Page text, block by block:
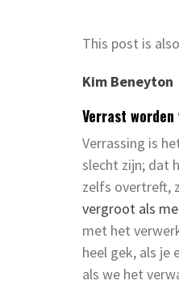
This post is
Kim Beneyton
Verrast
Verrassing is
slecht zijn; dat
zelfs overtreft,
vergroot als
met het
heel gek, als je
als we het